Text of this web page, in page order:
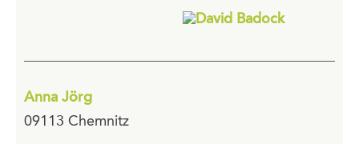
Anna Jörg
09113 Chemnitz